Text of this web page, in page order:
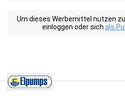
Um dieses Werbemittel nutzen
einloggen oder sich als